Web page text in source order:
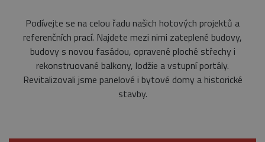
Podívejte se na celou řadu našich hotových projektů a
referenčních prací. Najdete mezi nimi zateplené budovy,
budovy s novou fasádou, opravené ploché střechy i
rekonstruované balkony, lodžie a vstupní portály.
Revitalizovali jsme panelové i bytové domy a historické
stavby.